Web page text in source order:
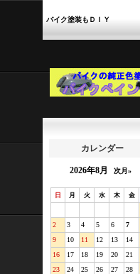
バイク塗装もＤＩＹ
カレンダー
2026年8月 次月»
日 月 火 水 木 金
2
3 4 5 6 7
9
10 11 12 13 14
16
17 18 19 20 21
23
24 25 26 27 28